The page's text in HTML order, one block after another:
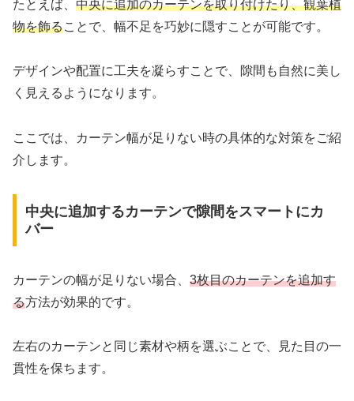
たとえば、 中央に追加のカーテンを取り付けたり、観葉植
物を飾ることで、幅不足を巧妙に隠すことが可能です。
デザインや配置に工夫を凝らすことで、隙間も自然に美し
く見えるようになります。
ここでは、カーテン幅が足りない時の具体的な対策をご紹
介します。
中央に追加するカーテンで隙間をスマートにカ
バー
カーテンの幅が足りない場合、 3枚目のカーテンを追加す
る方法が効果的です。
左右のカーテンと同じ素材や柄を選ぶことで、見た目の一
貫性を保ちます。